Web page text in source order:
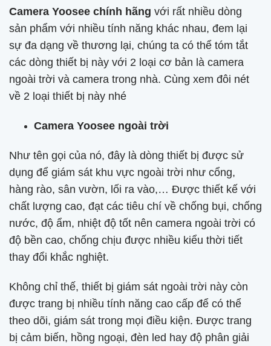
Camera Yoosee chính hãng với rất nhiều dòng
sản phẩm với nhiều tính năng khác nhau, đem lại
sự đa dạng về thương lại, chúng ta có thể tóm tắt
các dòng thiết bị này với 2 loại cơ bản là camera
ngoài trời và camera trong nhà. Cùng xem đôi nét
về 2 loại thiết bị này nhé
Camera Yoosee ngoài trời
Như tên gọi của nó, đây là dòng thiết bị được sử
dụng để giám sát khu vực ngoài trời như cổng,
hàng rào, sân vườn, lối ra vào,… Được thiết kế với
chất lượng cao, đạt các tiêu chí về chống bụi, chống
nước, độ ẩm, nhiệt độ tốt nên camera ngoài trời có
độ bền cao, chống chịu được nhiều kiểu thời tiết
thay đổi khắc nghiệt.
Không chỉ thế, thiết bị giám sát ngoài trời này còn
được trang bị nhiều tính năng cao cấp để có thể
theo dõi, giám sát trong mọi điều kiện. Được trang
bị cảm biến, hồng ngoại, đèn led hay độ phân giải